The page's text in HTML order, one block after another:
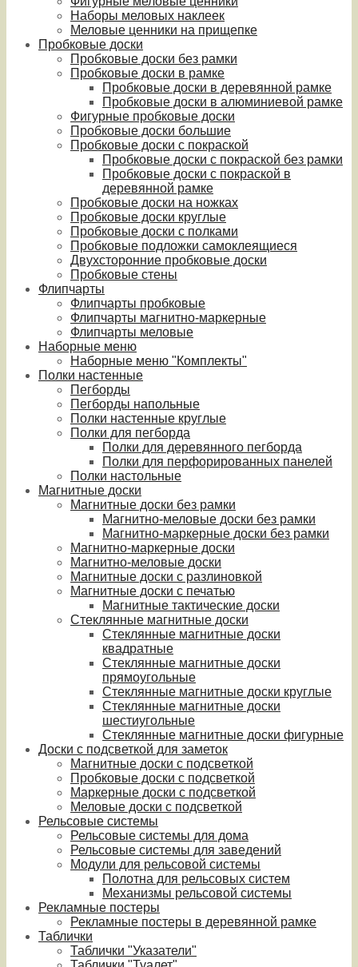
Наборы меловых наклеек
Меловые ценники на прищепке
Пробковые доски
Пробковые доски без рамки
Пробковые доски в рамке
Пробковые доски в деревянной рамке
Пробковые доски в алюминиевой рамке
Фигурные пробковые доски
Пробковые доски большие
Пробковые доски с покраской
Пробковые доски с покраской без рамки
Пробковые доски с покраской в
деревянной рамке
Пробковые доски на ножках
Пробковые доски круглые
Пробковые доски с полками
Пробковые подложки самоклеящиеся
Двухсторонние пробковые доски
Пробковые стены
Флипчарты
Флипчарты пробковые
Флипчарты магнитно-маркерные
Флипчарты меловые
Наборные меню
Наборные меню "Комплекты"
Полки настенные
Пегборды
Пегборды напольные
Полки настенные круглые
Полки для пегборда
Полки для деревянного пегборда
Полки для перфорированных панелей
Полки настольные
Магнитные доски
Магнитные доски без рамки
Магнитно-меловые доски без рамки
Магнитно-маркерные доски без рамки
Магнитно-маркерные доски
Магнитно-меловые доски
Магнитные доски с разлиновкой
Магнитные доски с печатью
Магнитные тактические доски
Стеклянные магнитные доски
Стеклянные магнитные доски
квадратные
Стеклянные магнитные доски
прямоугольные
Стеклянные магнитные доски круглые
Стеклянные магнитные доски
шестиугольные
Стеклянные магнитные доски фигурные
Доски с подсветкой для заметок
Магнитные доски с подсветкой
Пробковые доски с подсветкой
Маркерные доски с подсветкой
Меловые доски с подсветкой
Рельсовые системы
Рельсовые системы для дома
Рельсовые системы для заведений
Модули для рельсовой системы
Полотна для рельсовых систем
Механизмы рельсовой системы
Рекламные постеры
Рекламные постеры в деревянной рамке
Таблички
Таблички "Указатели"